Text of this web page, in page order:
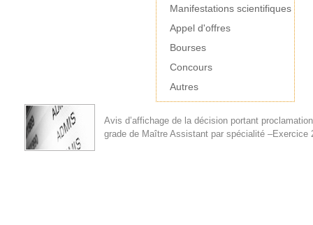
Manifestations scientifiques
Appel d'offres
Bourses
Concours
Autres
Avis d’affichage de la décision portant
grade de Maître Assistant par spécialité –Exercice